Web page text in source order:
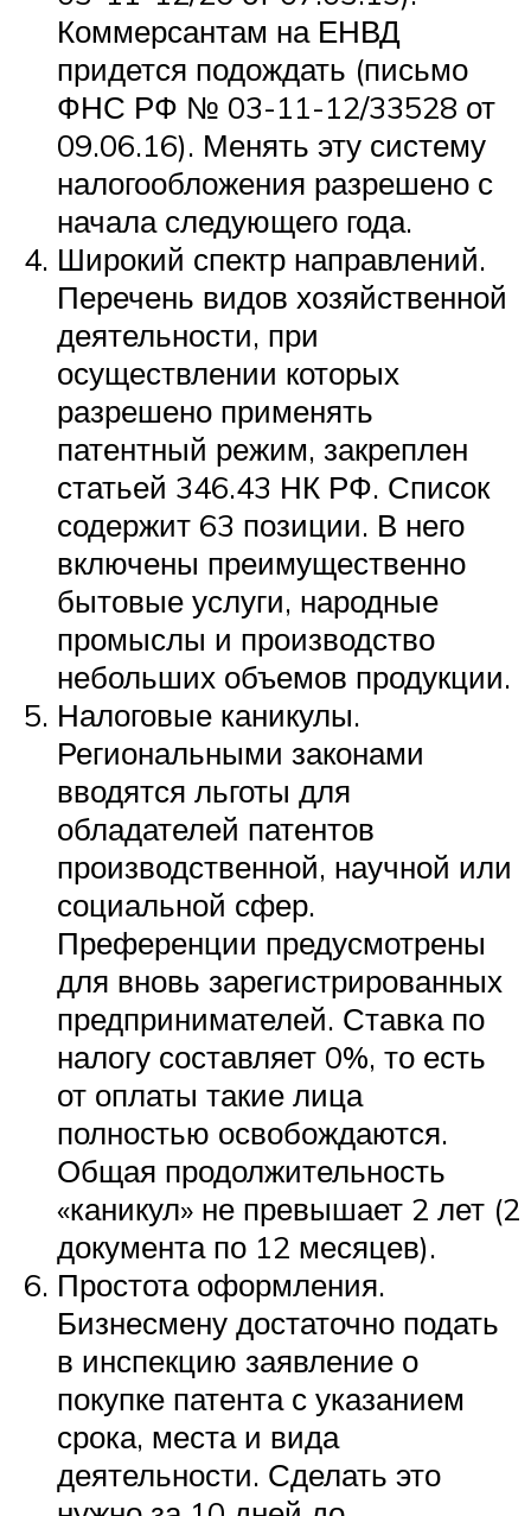
Коммерсантам на ЕНВД
придется подождать (письмо
ФНС РФ № 03-11-12/33528 от
09.06.16). Менять эту систему
налогообложения разрешено с
начала следующего года.
Широкий спектр направлений.
Перечень видов хозяйственной
деятельности, при
осуществлении которых
разрешено применять
патентный режим, закреплен
статьей 346.43 НК РФ. Список
содержит 63 позиции. В него
включены преимущественно
бытовые услуги, народные
промыслы и производство
небольших объемов продукции.
Налоговые каникулы.
Региональными законами
вводятся льготы для
обладателей патентов
производственной, научной или
социальной сфер.
Преференции предусмотрены
для вновь зарегистрированных
предпринимателей. Ставка по
налогу составляет 0%, то есть
от оплаты такие лица
полностью освобождаются.
Общая продолжительность
«каникул» не превышает 2 лет (2
документа по 12 месяцев).
Простота оформления.
Бизнесмену достаточно подать
в инспекцию заявление о
покупке патента с указанием
срока, места и вида
деятельности. Сделать это